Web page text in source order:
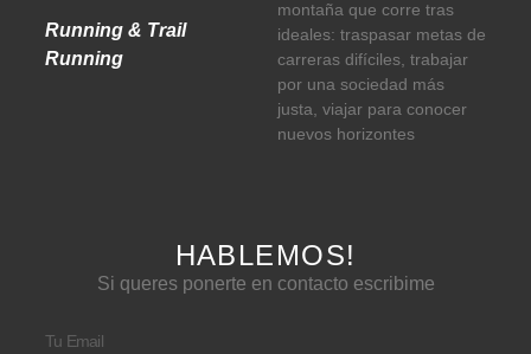
Running & Trail
Running
montaña que corre tras
ideales: traspasar metas de
carreras difíciles, trabajar
por una sociedad más
justa, viajar para conocer
nuevos horizontes
HABLEMOS!
Si queres ponerte en contacto escribime